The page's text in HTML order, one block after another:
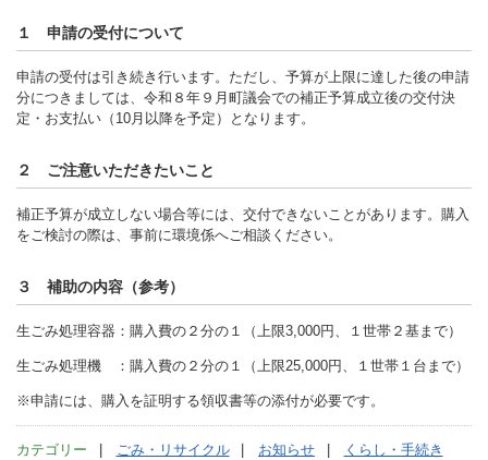
１ 申請の受付について
申請の受付は引き続き行います。ただし、予算が上限に達した後の申請
分につきましては、令和８年９月町議会での補正予算成立後の交付決
定・お支払い（10月以降を予定）となります。
２ ご注意いただきたいこと
補正予算が成立しない場合等には、交付できないことがあります。購入
をご検討の際は、事前に環境係へご相談ください。
３ 補助の内容（参考）
生ごみ処理容器：購入費の２分の１（上限3,000円、１世帯２基まで）
生ごみ処理機 ：購入費の２分の１（上限25,000円、１世帯１台まで）
※申請には、購入を証明する領収書等の添付が必要です。
カテゴリー ごみ・リサイクル お知らせ
くらし・手続き